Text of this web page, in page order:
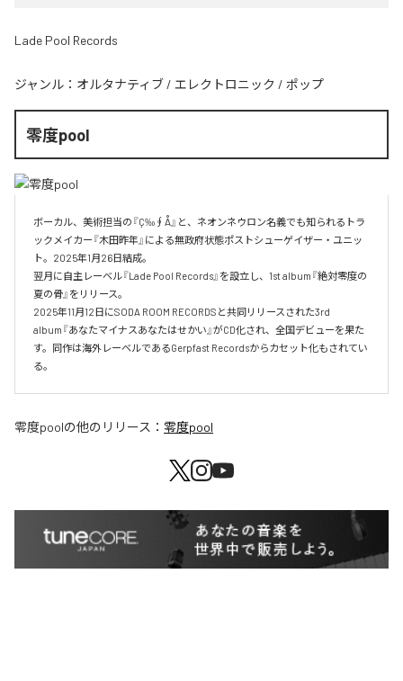
Lade Pool Records
ジャンル： オルタナティブ / エレクトロニック / ポップ
零度pool
ボーカル、美術担当の『Ç‰∮Å』と、ネオンネウロン名義でも知られるトラ
ックメイカー『木田昨年』による無政府状態ポストシューゲイザー・ユニッ
ト。2025年1月26日結成。
翌月に自主レーベル『Lade Pool Records』を設立し、1st album『絶対零度の
夏の骨』をリリース。
2025年11月12日にSODA ROOM RECORDSと共同リリースされた3rd
album『あなたマイナスあなたはせかい』がCD化され、全国デビューを果た
す。同作は海外レーベルであるGerpfast Recordsからカセット化もされてい
る。
零度poolの他のリリース： 零度pool